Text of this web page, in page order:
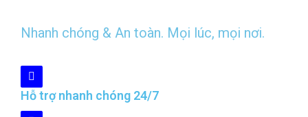
Nhanh chóng & An toàn. Mọi lúc, mọi nơi.
Hỗ trợ nhanh chóng 24/7